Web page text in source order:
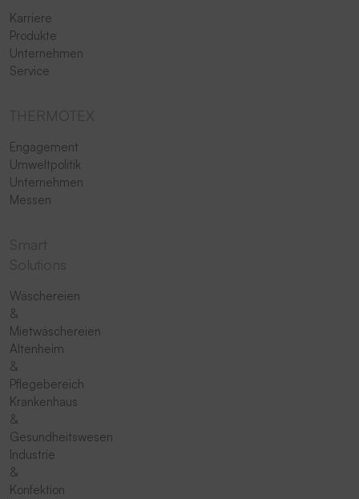
Karriere
Produkte
Unternehmen
Service
Engagement
Umweltpolitik
Unternehmen
Messen
Wäschereien
&
Mietwäschereien
Altenheim
&
Pflegebereich
Krankenhaus
&
Gesundheitswesen
Industrie
&
Konfektion